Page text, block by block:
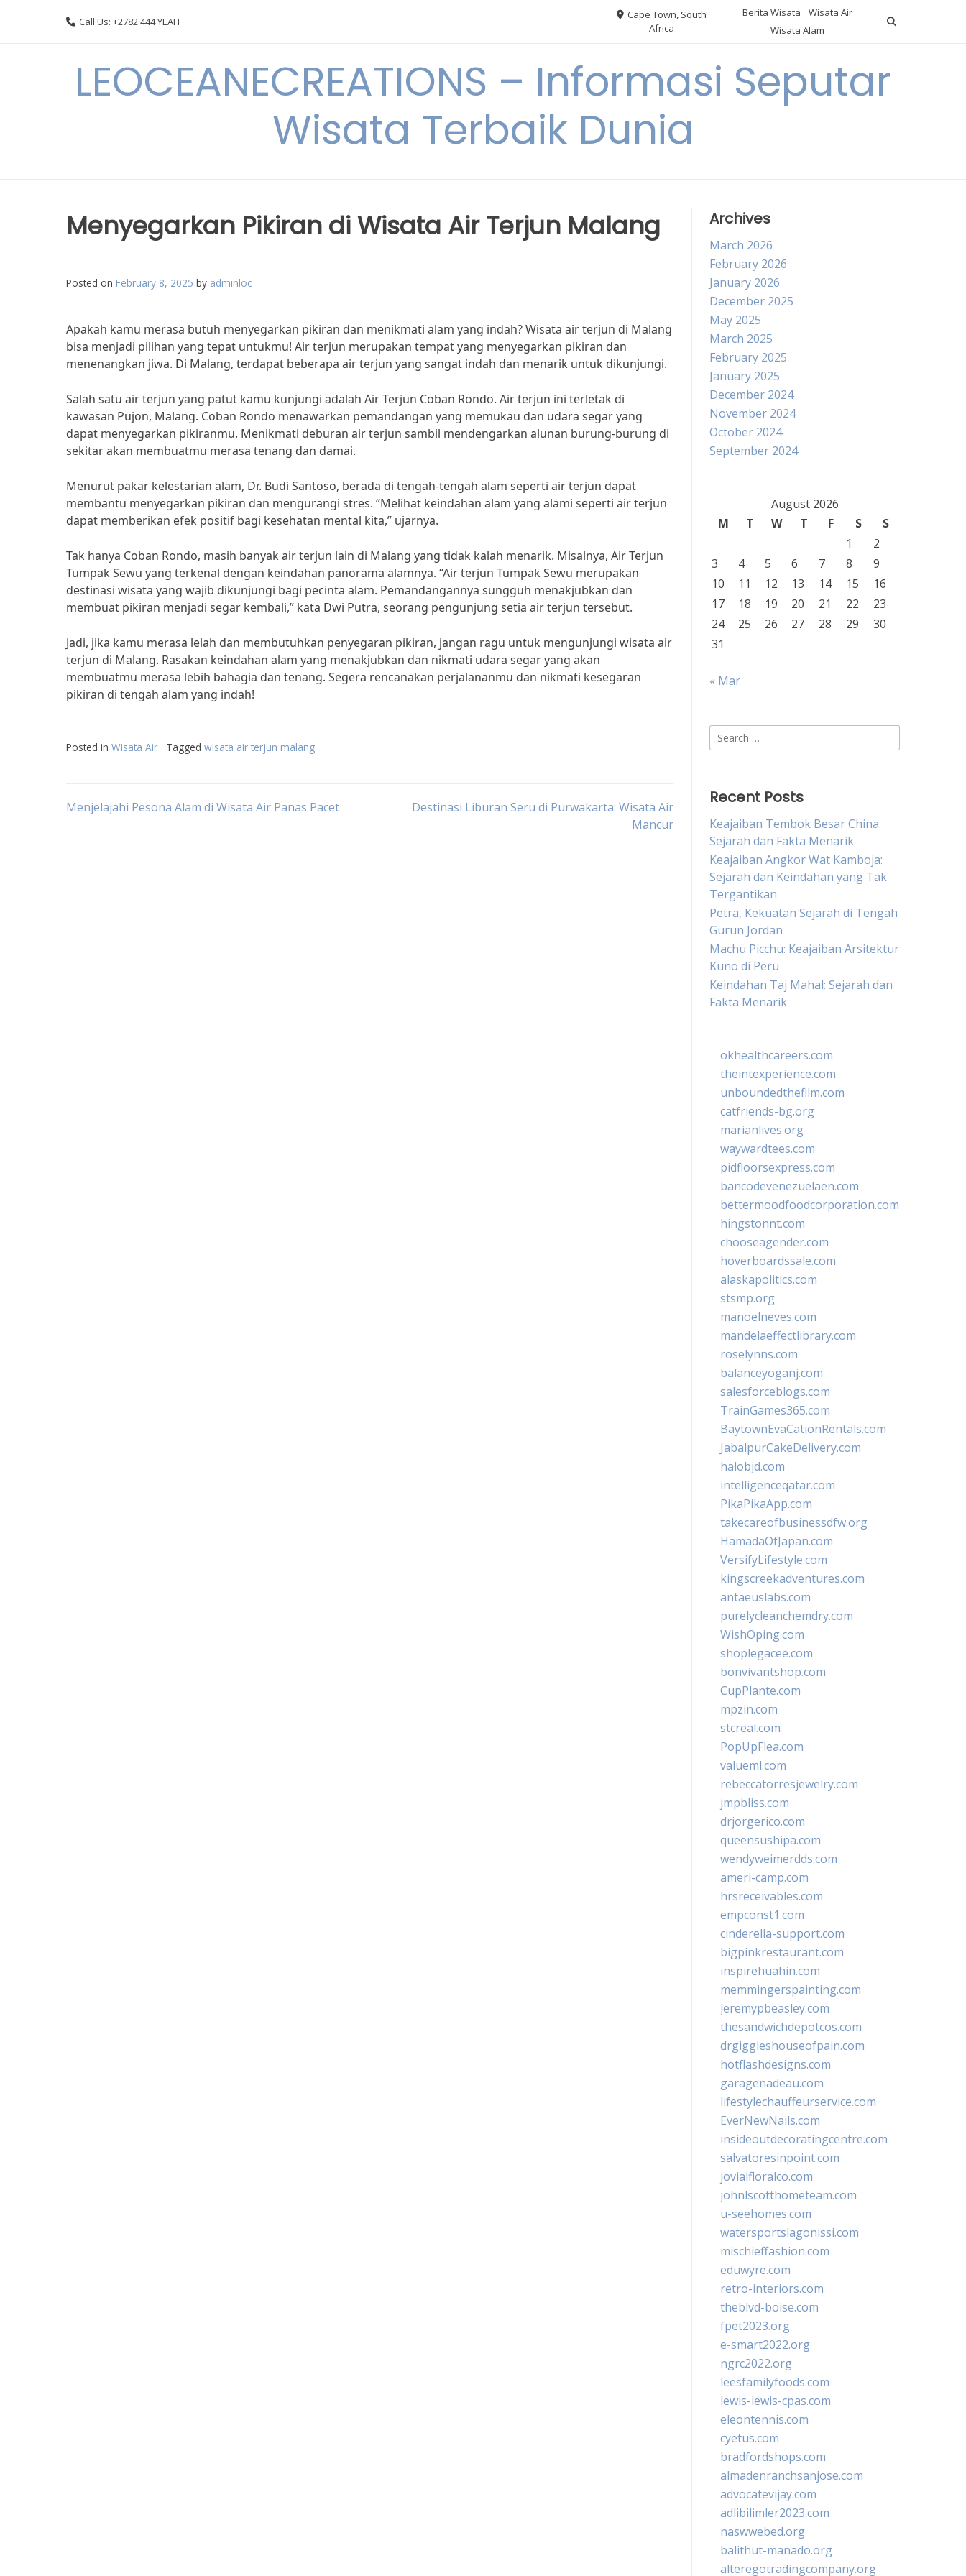
Call Us: +2782 444 YEAH
Cape Town, South
Africa
Berita Wisata
Wisata Air
Wisata Alam
LEOCEANECREATIONS – Informasi Seputar
Wisata Terbaik Dunia
Menyegarkan Pikiran di Wisata Air Terjun Malang
Posted on February 8, 2025 by adminloc
Apakah kamu merasa butuh menyegarkan pikiran dan menikmati alam yang indah? Wisata air terjun di Malang
bisa menjadi pilihan yang tepat untukmu! Air terjun merupakan tempat yang menyegarkan pikiran dan
menenangkan jiwa. Di Malang, terdapat beberapa air terjun yang sangat indah dan menarik untuk dikunjungi.
Salah satu air terjun yang patut kamu kunjungi adalah Air Terjun Coban Rondo. Air terjun ini terletak di
kawasan Pujon, Malang. Coban Rondo menawarkan pemandangan yang memukau dan udara segar yang
dapat menyegarkan pikiranmu. Menikmati deburan air terjun sambil mendengarkan alunan burung-burung di
sekitar akan membuatmu merasa tenang dan damai.
Menurut pakar kelestarian alam, Dr. Budi Santoso, berada di tengah-tengah alam seperti air terjun dapat
membantu menyegarkan pikiran dan mengurangi stres. “Melihat keindahan alam yang alami seperti air terjun
dapat memberikan efek positif bagi kesehatan mental kita,” ujarnya.
Tak hanya Coban Rondo, masih banyak air terjun lain di Malang yang tidak kalah menarik. Misalnya, Air Terjun
Tumpak Sewu yang terkenal dengan keindahan panorama alamnya. “Air terjun Tumpak Sewu merupakan
destinasi wisata yang wajib dikunjungi bagi pecinta alam. Pemandangannya sungguh menakjubkan dan
membuat pikiran menjadi segar kembali,” kata Dwi Putra, seorang pengunjung setia air terjun tersebut.
Jadi, jika kamu merasa lelah dan membutuhkan penyegaran pikiran, jangan ragu untuk mengunjungi wisata air
terjun di Malang. Rasakan keindahan alam yang menakjubkan dan nikmati udara segar yang akan
membuatmu merasa lebih bahagia dan tenang. Segera rencanakan perjalananmu dan nikmati kesegaran
pikiran di tengah alam yang indah!
Posted in Wisata Air Tagged wisata air terjun malang
Post
Menjelajahi Pesona Alam di Wisata Air Panas Pacet
Destinasi Liburan Seru di Purwakarta: Wisata Air
Mancur
Archives
March 2026
February 2026
January 2026
December 2025
May 2025
March 2025
February 2025
January 2025
December 2024
November 2024
October 2024
September 2024
August 2026
M
T W T F S
S
1
2
3
4 5 6 7 8
9
10
11 12 13 14 15
16
17
18 19 20 21 22
23
24
25 26 27 28 29
30
31
« Mar
Search
for:
Recent Posts
Keajaiban Tembok Besar China:
Sejarah dan Fakta Menarik
Keajaiban Angkor Wat Kamboja:
Sejarah dan Keindahan yang Tak
Tergantikan
Petra, Kekuatan Sejarah di Tengah
Gurun Jordan
Machu Picchu: Keajaiban Arsitektur
Kuno di Peru
Keindahan Taj Mahal: Sejarah dan
Fakta Menarik
okhealthcareers.com
theintexperience.com
unboundedthefilm.com
catfriends-bg.org
marianlives.org
waywardtees.com
pidfloorsexpress.com
bancodevenezuelaen.com
bettermoodfoodcorporation.com
hingstonnt.com
chooseagender.com
hoverboardssale.com
alaskapolitics.com
stsmp.org
manoelneves.com
mandelaeffectlibrary.com
roselynns.com
balanceyoganj.com
salesforceblogs.com
TrainGames365.com
BaytownEvaCationRentals.com
JabalpurCakeDelivery.com
halobjd.com
intelligenceqatar.com
PikaPikaApp.com
takecareofbusinessdfw.org
HamadaOfJapan.com
VersifyLifestyle.com
kingscreekadventures.com
antaeuslabs.com
purelycleanchemdry.com
WishOping.com
shoplegacee.com
bonvivantshop.com
CupPlante.com
mpzin.com
stcreal.com
PopUpFlea.com
valueml.com
rebeccatorresjewelry.com
jmpbliss.com
drjorgerico.com
queensushipa.com
wendyweimerdds.com
ameri-camp.com
hrsreceivables.com
empconst1.com
cinderella-support.com
bigpinkrestaurant.com
inspirehuahin.com
memmingerspainting.com
jeremypbeasley.com
thesandwichdepotcos.com
drgiggleshouseofpain.com
hotflashdesigns.com
garagenadeau.com
lifestylechauffeurservice.com
EverNewNails.com
insideoutdecoratingcentre.com
salvatoresinpoint.com
jovialfloralco.com
johnlscotthometeam.com
u-seehomes.com
watersportslagonissi.com
mischieffashion.com
eduwyre.com
retro-interiors.com
theblvd-boise.com
fpet2023.org
e-smart2022.org
ngrc2022.org
leesfamilyfoods.com
lewis-lewis-cpas.com
eleontennis.com
cyetus.com
bradfordshops.com
almadenranchsanjose.com
advocatevijay.com
adlibilimler2023.com
naswwebed.org
balithut-manado.org
alteregotradingcompany.org